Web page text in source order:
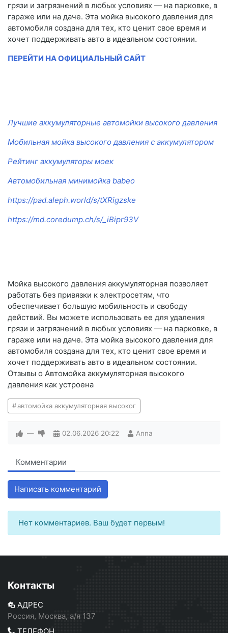
грязи и загрязнений в любых условиях — на парковке, в
гараже или на даче. Эта мойка высокого давления для
автомобиля создана для тех, кто ценит свое время и
хочет поддерживать авто в идеальном состоянии.
ПЕРЕЙТИ НА ОФИЦИАЛЬНЫЙ САЙТ
Лучшие аккумуляторные автомойки высокого давления
Мобильная мойка высокого давления с аккумулятором
Рейтинг аккумуляторы моек
Автомобильная минимойка babeo
https://pad.aleph.world/s/tXRigzske
https://md.coredump.ch/s/_iBipr93V
Мойка высокого давления аккумуляторная позволяет
работать без привязки к электросетям, что
обеспечивает большую мобильность и свободу
действий. Вы можете использовать ее для удаления
грязи и загрязнений в любых условиях — на парковке, в
гараже или на даче. Эта мойка высокого давления для
автомобиля создана для тех, кто ценит свое время и
хочет поддерживать авто в идеальном состоянии.
Отзывы о Автомойка аккумуляторная высокого
давления как устроена
автомойка аккумуляторная высоког
— 02.06.2026 20:22 Anna
Комментарии
Написать комментарий
Нет комментариев. Ваш будет первым!
Контакты
АДРЕС
Россия, Москва, а/я 137